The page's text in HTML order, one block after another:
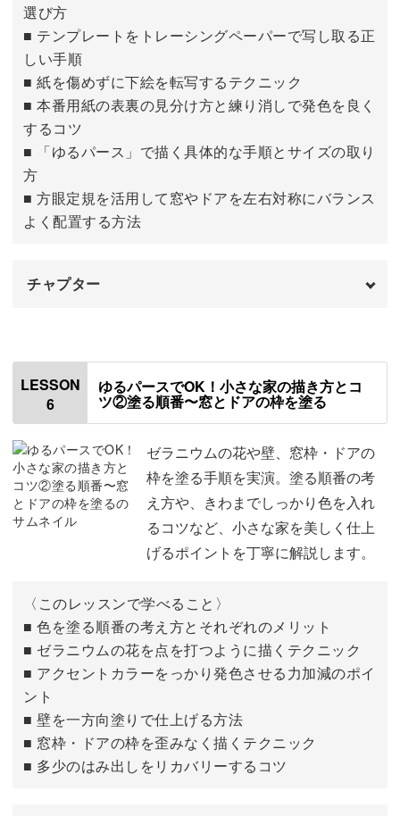
選び方
■ テンプレートをトレーシングペーパーで写し取る正
しい手順
■ 紙を傷めずに下絵を転写するテクニック
■ 本番用紙の表裏の見分け方と練り消しで発色を良く
するコツ
■ 「ゆるパース」で描く具体的な手順とサイズの取り
方
■ 方眼定規を活用して窓やドアを左右対称にバランス
よく配置する方法
チャプター
使用する材料・道具
テンプレートをトレースする
トレースしないで下書きを描く 09:58
LESSON
6
ゆるパースでOK！小さな家の描き方とコ
ツ②塗る順番〜窓とドアの枠を塗る
ゼラニウムの花や壁、窓枠・ドアの
枠を塗る手順を実演。塗る順番の考
え方や、きわまでしっかり色を入れ
るコツなど、小さな家を美しく仕上
げるポイントを丁寧に解説します。
〈このレッスンで学べること〉
■ 色を塗る順番の考え方とそれぞれのメリット
■ ゼラニウムの花を点を打つように描くテクニック
■ アクセントカラーをっかり発色させる力加減のポイ
ント
■ 壁を一方向塗りで仕上げる方法
■ 窓枠・ドアの枠を歪みなく描くテクニック
■ 多少のはみ出しをリカバリーするコツ